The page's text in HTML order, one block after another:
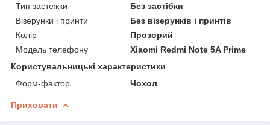
Тип застежки
Без застібки
Візерунки і принти
Без візерунків і принтів
Колір
Прозорий
Модель телефону
Xiaomi Redmi Note 5A Prime
Користувальницькі характеристики
Форм-фактор
Чохол
Приховати